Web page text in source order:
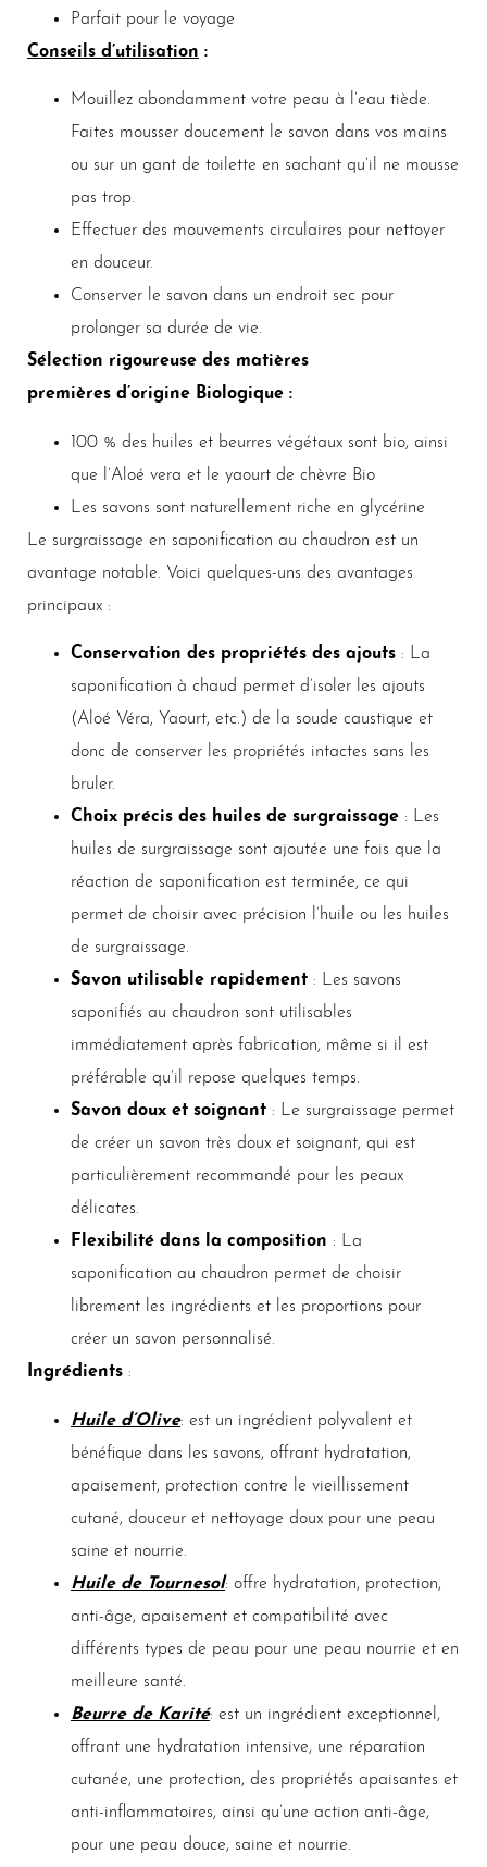
Parfait pour le voyage
Conseils d’utilisation :
Mouillez abondamment votre peau à l’eau tiède.
Faites mousser doucement le savon dans vos mains
ou sur un gant de toilette en sachant qu’il ne mousse
pas trop.
Effectuer des mouvements circulaires pour nettoyer
en douceur.
Conserver le savon dans un endroit sec pour
prolonger sa durée de vie.
Sélection rigoureuse des matières
premières d’origine Biologique :
100 % des huiles et beurres végétaux sont bio, ainsi
que l’Aloé vera et le yaourt de chèvre Bio
Les savons sont naturellement riche en glycérine
Le surgraissage en saponification au chaudron est un
avantage notable. Voici quelques-uns des avantages
principaux :
Conservation des propriétés des ajouts : La
saponification à chaud permet d’isoler les ajouts
(Aloé Véra, Yaourt, etc.) de la soude caustique et
donc de conserver les propriétés intactes sans les
bruler.
Choix précis des huiles de surgraissage : Les
huiles de surgraissage sont ajoutée une fois que la
réaction de saponification est terminée, ce qui
permet de choisir avec précision l’huile ou les huiles
de surgraissage.
Savon utilisable rapidement : Les savons
saponifiés au chaudron sont utilisables
immédiatement après fabrication, même si il est
préférable qu’il repose quelques temps.
Savon doux et soignant : Le surgraissage permet
de créer un savon très doux et soignant, qui est
particulièrement recommandé pour les peaux
délicates.
Flexibilité dans la composition : La
saponification au chaudron permet de choisir
librement les ingrédients et les proportions pour
créer un savon personnalisé.
Ingrédients :
Huile d’Olive: est un ingrédient polyvalent et
bénéfique dans les savons, offrant hydratation,
apaisement, protection contre le vieillissement
cutané, douceur et nettoyage doux pour une peau
saine et nourrie.
Huile de Tournesol: offre hydratation, protection,
anti-âge, apaisement et compatibilité avec
différents types de peau pour une peau nourrie et en
meilleure santé.
Beurre de Karité: est un ingrédient exceptionnel,
offrant une hydratation intensive, une réparation
cutanée, une protection, des propriétés apaisantes et
anti-inflammatoires, ainsi qu’une action anti-âge,
pour une peau douce, saine et nourrie.